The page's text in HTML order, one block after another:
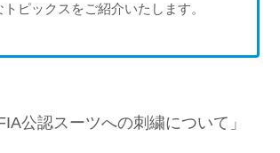
ピックスをご紹介いたします。
公認スーツへの刺繍について」